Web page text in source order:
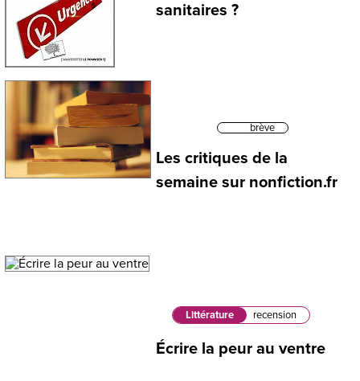
sanitaires ?
brève
Les critiques de la
semaine sur nonfiction.fr
Littérature recension
Écrire la peur au ventre